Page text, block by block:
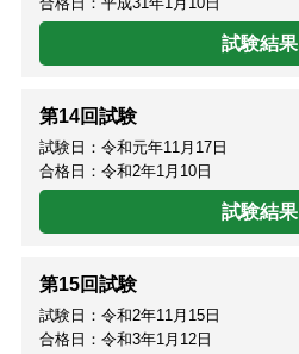
試験結果
第14回試験
試験日：令和元年11月17日
合格日：令和2年1月10日
試験結果
第15回試験
試験日：令和2年11月15日
合格日：令和3年1月12日